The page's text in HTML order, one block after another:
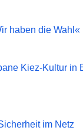
haben die Wahl«
Kiez-Kultur in
im Netz